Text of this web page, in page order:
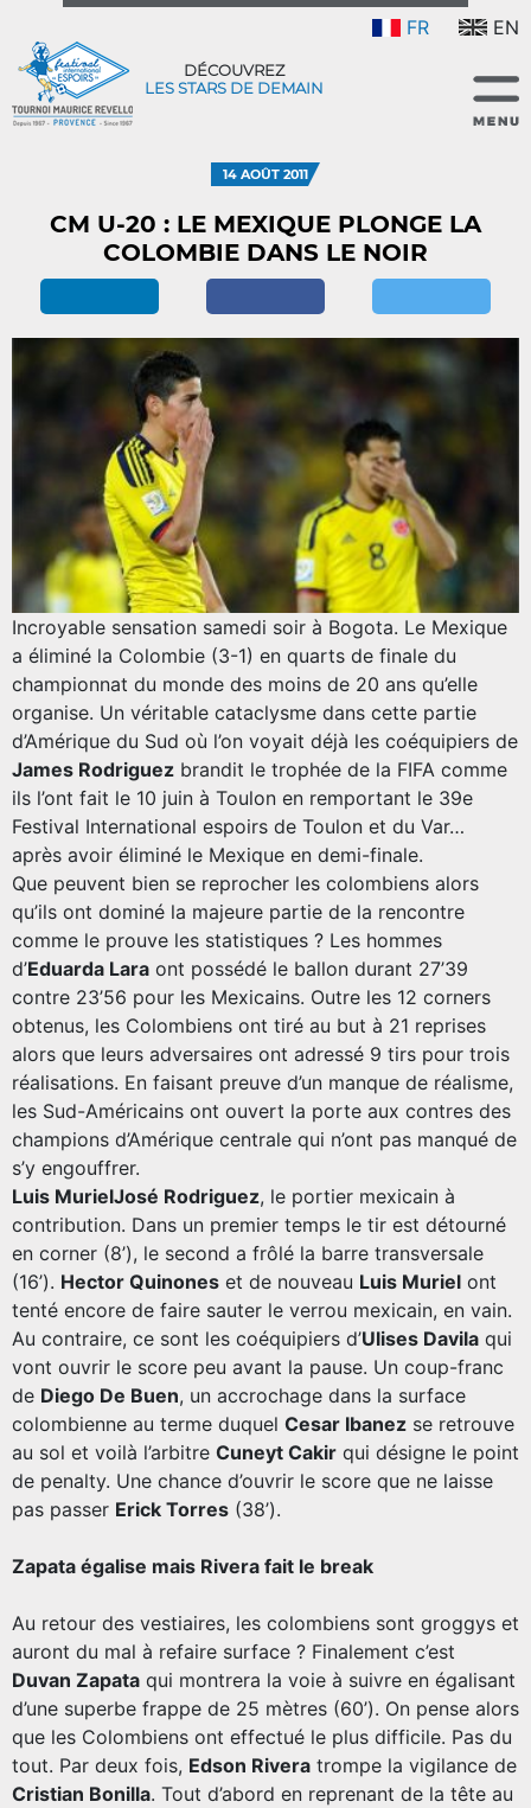
FR EN
DÉCOUVREZ
LES STARS DE DEMAIN
14 AOÛT 2011
CM U-20 : LE MEXIQUE PLONGE LA
COLOMBIE DANS LE NOIR
Incroyable sensation samedi soir à Bogota. Le Mexique
a éliminé la Colombie (3-1) en quarts de finale du
championnat du monde des moins de 20 ans qu’elle
organise. Un véritable cataclysme dans cette partie
d’Amérique du Sud où l’on voyait déjà les coéquipiers de
James Rodriguez brandit le trophée de la FIFA comme
ils l’ont fait le 10 juin à Toulon en remportant le 39e
Festival International espoirs de Toulon et du Var…
après avoir éliminé le Mexique en demi-finale.
Que peuvent bien se reprocher les colombiens alors
qu’ils ont dominé la majeure partie de la rencontre
comme le prouve les statistiques ? Les hommes
d’Eduarda Lara ont possédé le ballon durant 27’39
contre 23’56 pour les Mexicains. Outre les 12 corners
obtenus, les Colombiens ont tiré au but à 21 reprises
alors que leurs adversaires ont adressé 9 tirs pour trois
réalisations. En faisant preuve d’un manque de réalisme,
les Sud-Américains ont ouvert la porte aux contres des
champions d’Amérique centrale qui n’ont pas manqué de
s’y engouffrer.
Luis MurielJosé Rodriguez, le portier mexicain à
contribution. Dans un premier temps le tir est détourné
en corner (8’), le second a frôlé la barre transversale
(16’). Hector Quinones et de nouveau Luis Muriel ont
tenté encore de faire sauter le verrou mexicain, en vain.
Au contraire, ce sont les coéquipiers d’Ulises Davila qui
vont ouvrir le score peu avant la pause. Un coup-franc
de Diego De Buen, un accrochage dans la surface
colombienne au terme duquel Cesar Ibanez se retrouve
au sol et voilà l’arbitre Cuneyt Cakir qui désigne le point
de penalty. Une chance d’ouvrir le score que ne laisse
pas passer Erick Torres (38’).
Zapata égalise mais Rivera fait le break
Au retour des vestiaires, les colombiens sont groggys et
auront du mal à refaire surface ? Finalement c’est
Duvan Zapata qui montrera la voie à suivre en égalisant
d’une superbe frappe de 25 mètres (60’). On pense alors
que les Colombiens ont effectué le plus difficile. Pas du
tout. Par deux fois, Edson Rivera trompe la vigilance de
Cristian Bonilla. Tout d’abord en reprenant de la tête au